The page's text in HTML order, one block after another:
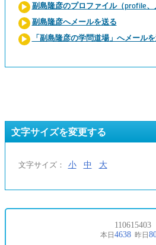
副島隆彦のプロファイル（profile、
副島隆彦へメールを送る
「副島隆彦の学問道場」へメール
文字サイズを変更する
文字サイズ： 小 中 大